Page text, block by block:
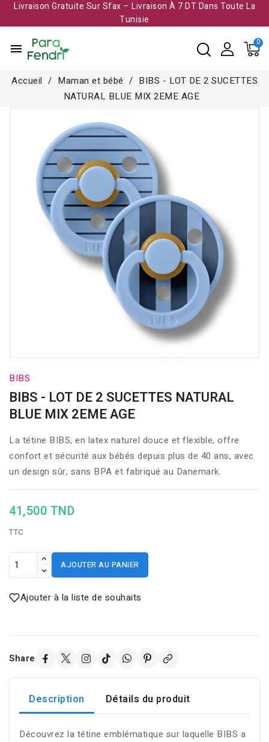
Livraison Gratuite Sur Sfax – Livraison À 7 DT Dans Toute La
Tunisie​
menu
Accueil Maman et bébé
BIBS - LOT DE 2 SUCETTES
NATURAL BLUE MIX 2EME AGE
BIBS
BIBS - LOT DE 2 SUCETTES NATURAL
BLUE MIX 2EME AGE
La tétine BIBS, en latex naturel douce et flexible, offre
confort et sécurité aux bébés depuis plus de 40 ans, avec
un design sûr, sans BPA et fabriqué au Danemark.
41,500 TND
TTC
AJOUTER AU PANIER
Ajouter à la liste de souhaits
Share
Description Détails du produit
Découvrez la tétine emblématique sur laquelle BIBS a